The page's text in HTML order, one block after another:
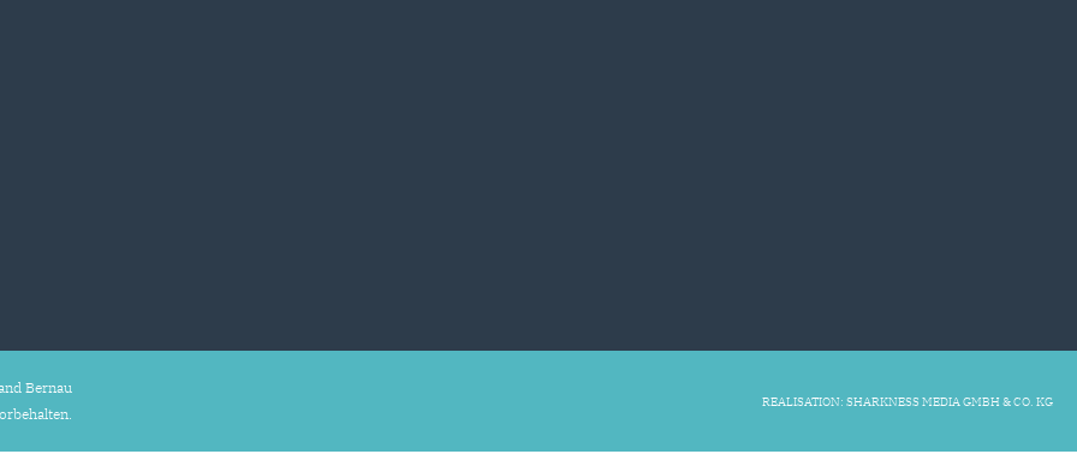
Bernau
REALISATION: SHARKNESS MEDIA GMBH & CO. KG